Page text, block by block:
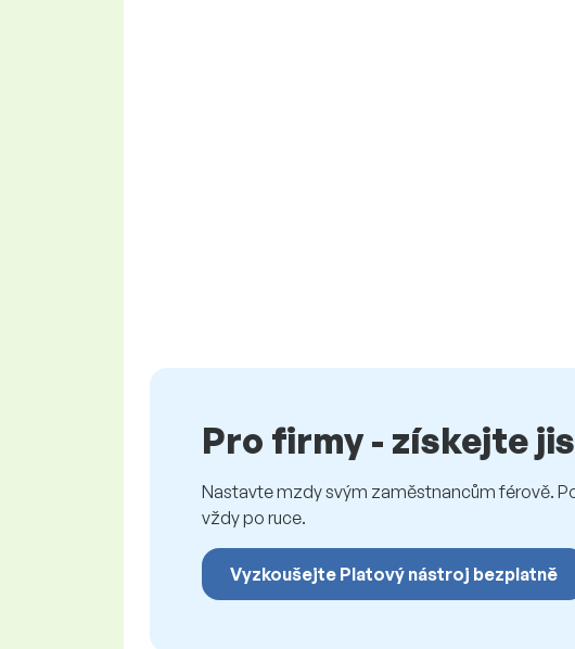
Pro firmy - získejte
Nastavte mzdy svým zaměstnancům férově.
vždy po ruce.
Vyzkoušejte Platový nástroj bezplatně